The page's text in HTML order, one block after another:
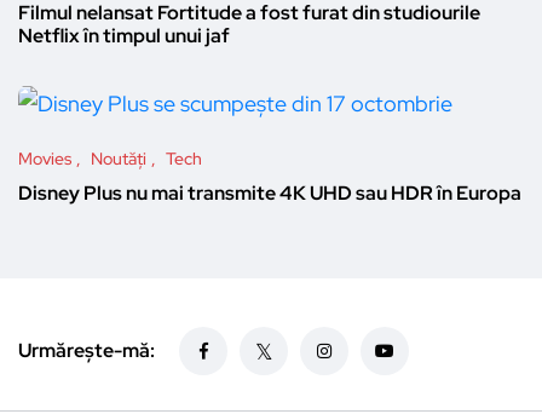
Filmul nelansat Fortitude a fost furat din studiourile
Netflix în timpul unui jaf
Movies Noutăți Tech
Disney Plus nu mai transmite 4K UHD sau HDR în Europa
Urmărește-mă: